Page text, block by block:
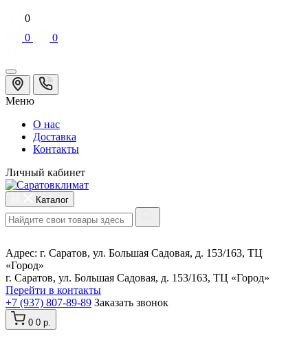
0
0
0
Меню
О нас
Доставка
Контакты
Личный кабинет
Каталог
Адрес: г. Саратов, ул. Большая Садовая, д. 153/163, ТЦ
«Город»
г. Саратов, ул. Большая Садовая, д. 153/163, ТЦ «Город»
Перейти в контакты
+7 (937) 807-89-89 Заказать звонок
0 0 р.